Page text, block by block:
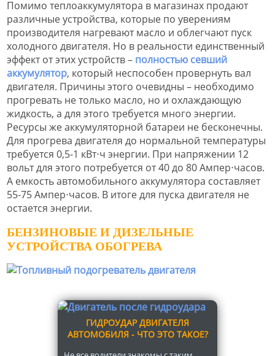
Помимо теплоаккумулятора в магазинах продают
различные устройства, которые по уверениям
производителя нагревают масло и облегчают пуск
холодного двигателя. Но в реальности единственный
эффект от этих устройств – полностью севший
аккумулятор, который неспособен провернуть вал
двигателя. Причины этого очевидны – необходимо
прогревать не только масло, но и охлаждающую
жидкость, а для этого требуется много энергии.
Ресурсы же аккумуляторной батареи не бесконечны.
Для прогрева двигателя до нормальной температуры
требуется 0,5-1 кВт⋅ч энергии. При напряжении 12
вольт для этого потребуется от 40 до 80 Ампер⋅часов.
А емкость автомобильного аккумулятора составляет
55-75 Ампер⋅часов. В итоге для пуска двигателя не
остается энергии.
БЕНЗИНОВЫЕ И ДИЗЕЛЬНЫЕ
УСТРОЙСТВА ОБОГРЕВА
ГИДРОУДАР ДВИГАТЕЛЯ
АВТОМОБИЛЯ - ЧТО ЭТО ТАКОЕ?